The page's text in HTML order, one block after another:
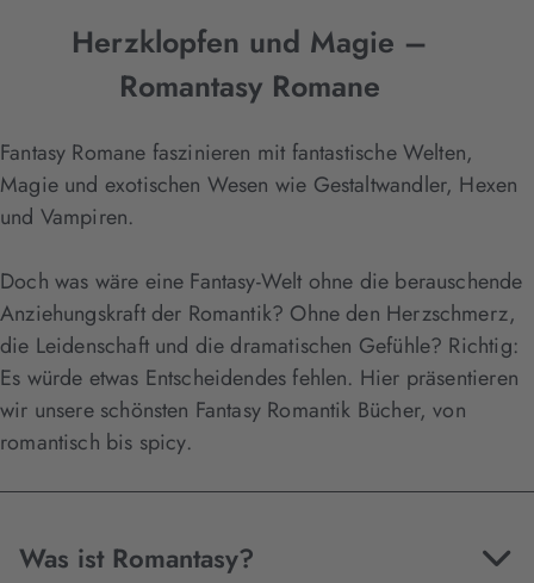
Herzklopfen und Magie –
Romantasy Romane
Fantasy Romane faszinieren mit fantastische Welten,
Magie und exotischen Wesen wie Gestaltwandler, Hexen
und Vampiren.
Doch was wäre eine Fantasy-Welt ohne die berauschende
Anziehungskraft der Romantik? Ohne den Herzschmerz,
die Leidenschaft und die dramatischen Gefühle? Richtig:
Es würde etwas Entscheidendes fehlen. Hier präsentieren
wir unsere schönsten Fantasy Romantik Bücher, von
romantisch bis spicy.
Was ist Romantasy?